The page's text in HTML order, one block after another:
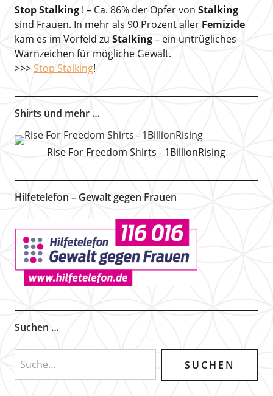
Stop Stalking! – Ca. 86% der Opfer von Stalking
sind Frauen. In mehr als 90 Prozent aller Femizide
kam es im Vorfeld zu Stalking– ein untrügliches
Warnzeichen für mögliche Gewalt.
>>> Stop Stalking!
Shirts und mehr …
Rise For Freedom Shirts - 1BillionRising
Hilfetelefon – Gewalt gegen Frauen
Suchen …